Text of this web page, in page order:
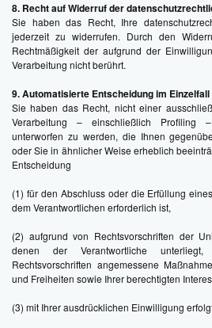
8. Recht auf Widerruf der
Sie haben das Recht, Ihre
jederzeit zu widerrufen. Durch den
Rechtmäßigkeit der aufgrund der
Verarbeitung nicht berührt.
9. Automatisierte Entscheidung im
Sie haben das Recht, nicht einer
Verarbeitung – einschließlich Profiling
unterworfen zu werden, die Ihnen
oder Sie in ähnlicher Weise erheblich
Entscheidung
(1) für den Abschluss oder die Erfüllung
dem Verantwortlichen erforderlich ist,
(2) aufgrund von Rechtsvorschriften der
denen der Verantwortliche
Rechtsvorschriften angemessene
und Freiheiten sowie Ihrer berechtigten
(3) mit Ihrer ausdrücklichen Einwilligung